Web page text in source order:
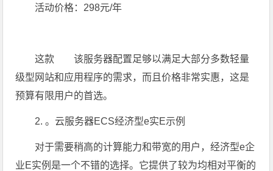
活动价格：298元/年
这款 该服务器配置足够以满足大部分多数轻量
级型网站和应用程序的需求，而且价格非常实惠，这是
预算有限用户的首选。
2. 。云服务器ECS经济型e实E示例
对于需要稍高的计算能力和带宽的用户，经济型e企
业E实例是一个不错的选择。它提供了较为均相对平衡的